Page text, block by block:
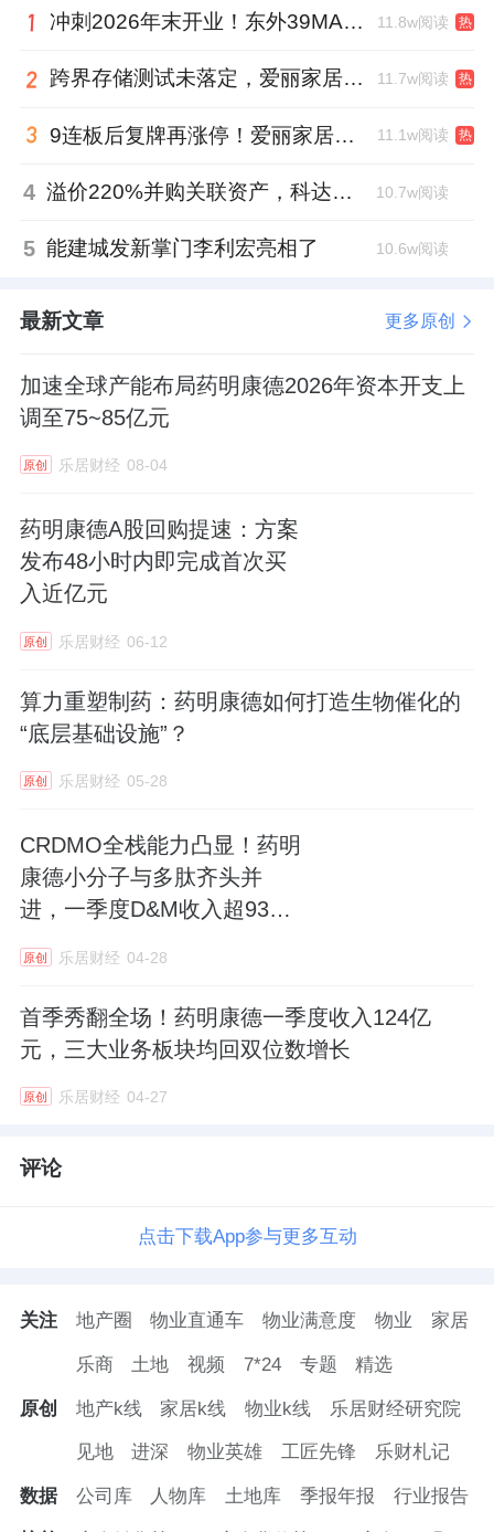
冲刺2026年末开业！东外39MALL全球招商启幕，重构东直门商圈格局 11.8w阅读 热
跨界存储测试未落定，爱丽家居复牌前自揭多重风险 11.7w阅读 热
9连板后复牌再涨停！爱丽家居市盈率318倍，跨界收购案尚未落地 11.1w阅读 热
4 溢价220%并购关联资产，科达制造近75亿元重组被否 10.7w阅读
5 能建城发新掌门李利宏亮相了 10.6w阅读
最新文章 更多原创
加速全球产能布局药明康德2026年资本开支上
调至75~85亿元
原创 乐居财经 08-04
药明康德A股回购提速：方案
发布48小时内即完成首次买
入近亿元
原创 乐居财经 06-12
算力重塑制药：药明康德如何打造生物催化的
“底层基础设施”？
原创 乐居财经 05-28
CRDMO全栈能力凸显！药明
康德小分子与多肽齐头并
进，一季度D&M收入超93亿
原创 乐居财经 04-28
首季秀翻全场！药明康德一季度收入124亿
元，三大业务板块均回双位数增长
原创 乐居财经 04-27
评论
点击下载App参与更多互动
关注 地产圈 物业直通车 物业满意度 物业 家居
乐商 土地 视频 7*24 专题 精选
原创 地产k线 家居k线 物业k线 乐居财经研究院
见地 进深 物业英雄 工匠先锋 乐财札记
数据 公司库 人物库 土地库 季报年报 行业报告